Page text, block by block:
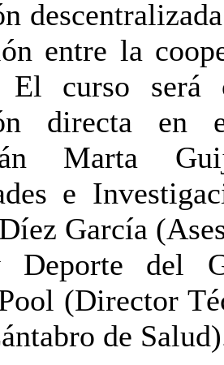
entre la
El curso
directa
Marta
e
García
Deporte del
(Director
de